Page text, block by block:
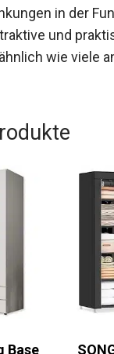
in der
und
wie viele
Base